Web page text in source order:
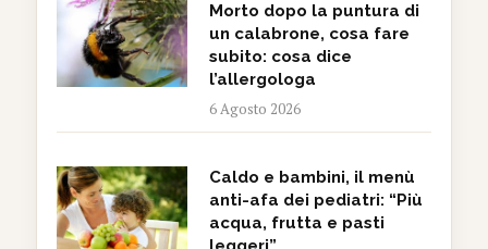
Morto dopo la puntura di
un calabrone, cosa fare
subito: cosa dice
l’allergologa
6 Agosto 2026
Caldo e bambini, il menù
anti-afa dei pediatri: “Più
acqua, frutta e pasti